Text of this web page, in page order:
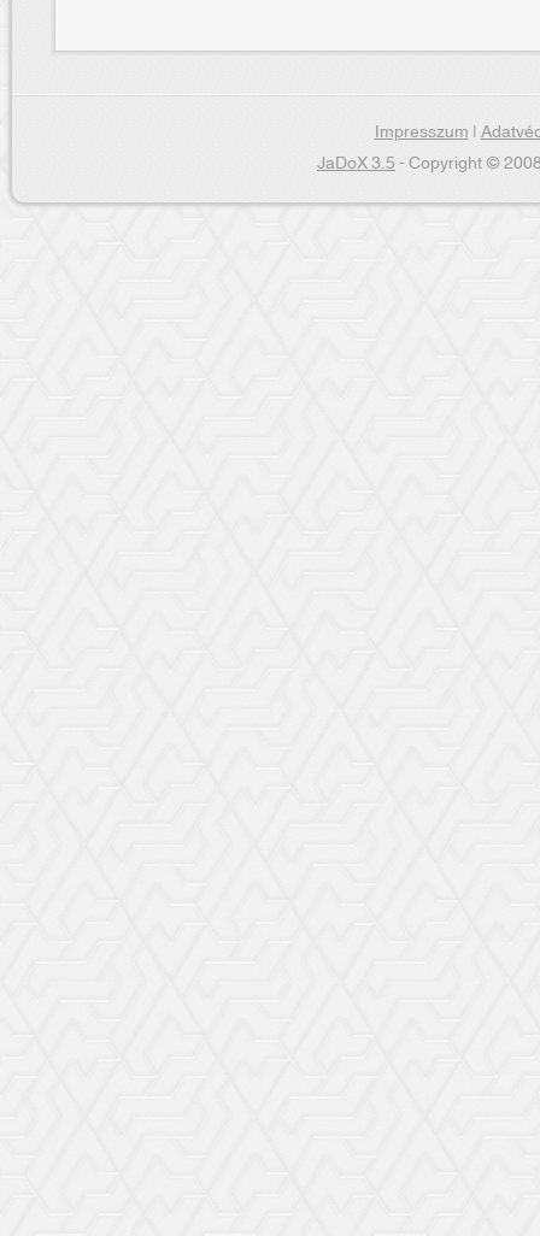
Impresszum|
JaDoX 3.5- Copyright ©